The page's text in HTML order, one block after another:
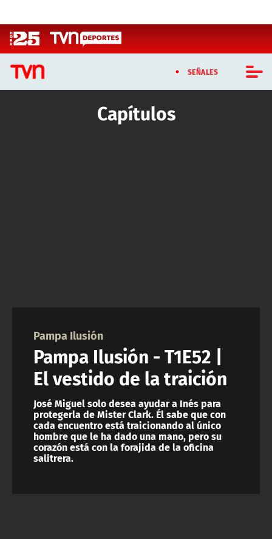
SEÑALES
CASTING MASTERCHEF CHILE
CORPORATIVO Y TRANSPARENCIA
CANAL DE DENUNCIAS
ÁREA DE PROYECTOS
Capítulos
Artículos relacionados con Capítulos
Pampa Ilusión
Pampa Ilusión - T1E52 |
El vestido de la traición
José Miguel solo desea ayudar a Inés para
protegerla de Mister Clark. Él sabe que con
cada encuentro está traicionando al único
hombre que le ha dado una mano, pero su
corazón está con la forajida de la oficina
salitrera.